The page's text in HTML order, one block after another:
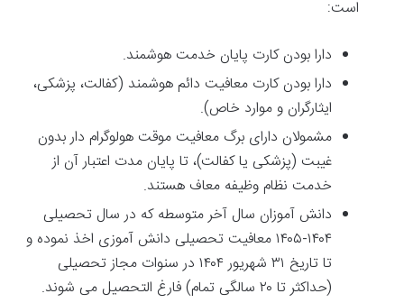
است:
دارا بودن کارت پایان خدمت هوشمند.
دارا بودن کارت معافیت دائم هوشمند (کفالت، پزشکی،
ایثارگران و موارد خاص).
مشمولان دارای برگ معافیت موقت هولوگرام دار بدون
غیبت (پزشکی یا کفالت)، تا پایان مدت اعتبار آن از
خدمت نظام وظیفه معاف هستند.
دانش آموزان سال آخر متوسطه که در سال تحصیلی
۱۴۰۴-۱۴۰۵ معافیت تحصیلی دانش آموزی اخذ نموده و
تا تاریخ ۳۱ شهریور ۱۴۰۴ در سنوات مجاز تحصیلی
(حداکثر تا ۲۰ سالگی تمام) فارغ التحصیل می شوند.